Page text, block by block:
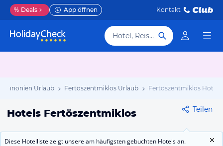
% Deals App öffnen Kontakt
Hotel, Reiseziel
Pannonien Urlaub Fertöszentmiklos Urlaub Fertöszentmiklos Hotels
Hotels Fertöszentmiklos Teilen
Diese Hotelliste zeigt unsere am häufigsten gebuchten Hotels an.